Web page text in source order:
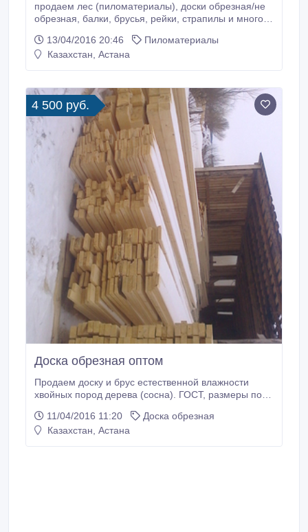
продаем лес (пиломатериалы), доски обрезная/не
обрезная, балки, брусья, рейки, страпилы и многое
адресу. Количество и размер пиломатериалов не
имеет значения, так как на рынке лесо материала
13/04/2016 20:46
Пиломатериалы
Казахстан, Астана
4 500 руб.
Доска обрезная оптом
Продаем доску и брус естественной влажности
хвойных пород дерева (сосна). ГОСТ, размеры по
пиломатериал камерной сушки. Оптовая продажа
от 30 м3. Цена за м3 составляет от 4500 до 6000
11/04/2016 11:20
Доска обрезная
Казахстан, Астана